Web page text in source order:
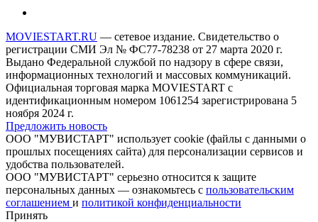
MOVIESTART.RU — сетевое издание. Свидетельство о
регистрации СМИ Эл № ФС77-78238 от 27 марта 2020 г.
Выдано Федеральной службой по надзору в сфере связи,
информационных технологий и массовых коммуникаций.
Официальная торговая марка MOVIESTART с
идентификационным номером 1061254 зарегистрирована 5
ноября 2024 г.
Предложить новость
ООО "МУВИСТАРТ" использует cookie (файлы с данными о
прошлых посещениях сайта) для персонализации сервисов и
удобства пользователей.
ООО "МУВИСТАРТ" серьезно относится к защите
персональных данных — ознакомьтесь с пользовательским
соглашением и политикой конфиденциальности
Принять